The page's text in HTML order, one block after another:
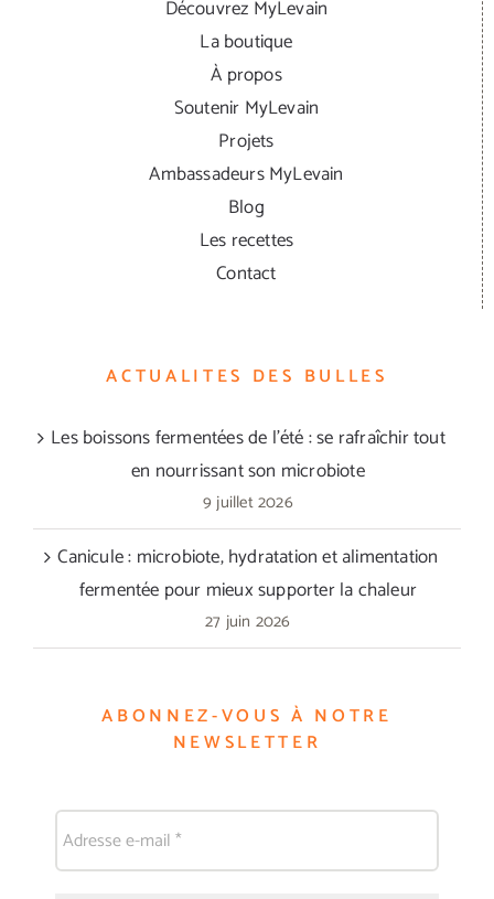
Découvrez MyLevain
La boutique
À propos
Soutenir MyLevain
Projets
Ambassadeurs MyLevain
Blog
Les recettes
Contact
ACTUALITES DES BULLES
Les boissons fermentées de l’été : se rafraîchir tout
en nourrissant son microbiote
9 juillet 2026
Canicule : microbiote, hydratation et alimentation
fermentée pour mieux supporter la chaleur
27 juin 2026
ABONNEZ-VOUS À NOTRE
NEWSLETTER